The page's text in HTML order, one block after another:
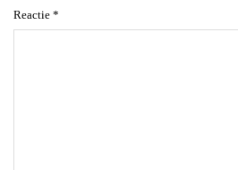
Reactie *